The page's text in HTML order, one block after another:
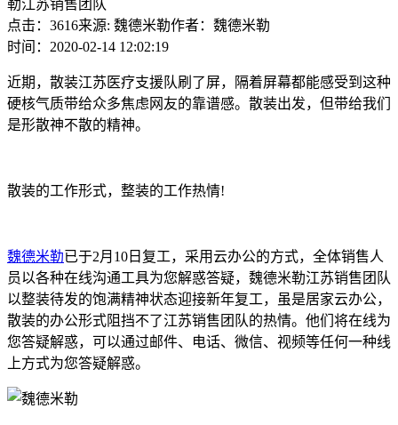
勒江苏销售团队
点击：3616来源: 魏德米勒作者：魏德米勒
时间：2020-02-14 12:02:19
近期，散装江苏医疗支援队刷了屏，隔着屏幕都能感受到这种
硬核气质带给众多焦虑网友的靠谱感。散装出发，但带给我们
是形散神不散的精神。
散装的工作形式，整装的工作热情!
魏德米勒已于2月10日复工，采用云办公的方式，全体销售人
员以各种在线沟通工具为您解惑答疑，魏德米勒江苏销售团队
以整装待发的饱满精神状态迎接新年复工，虽是居家云办公，
散装的办公形式阻挡不了江苏销售团队的热情。他们将在线为
您答疑解惑，可以通过邮件、电话、微信、视频等任何一种线
上方式为您答疑解惑。